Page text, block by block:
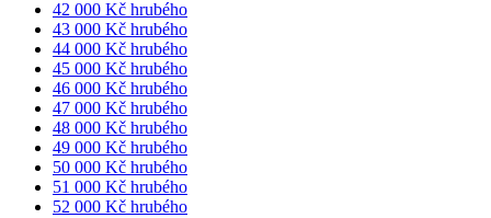
42 000 Kč hrubého
43 000 Kč hrubého
44 000 Kč hrubého
45 000 Kč hrubého
46 000 Kč hrubého
47 000 Kč hrubého
48 000 Kč hrubého
49 000 Kč hrubého
50 000 Kč hrubého
51 000 Kč hrubého
52 000 Kč hrubého